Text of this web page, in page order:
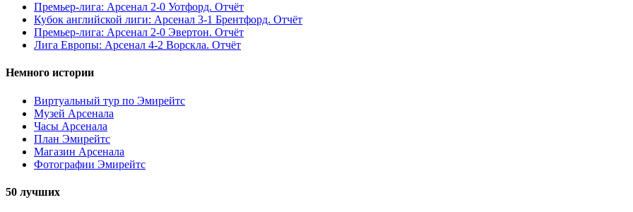
Премьер-лига: Арсенал 2-0 Уотфорд. Отчёт
Кубок английской лиги: Арсенал 3-1 Брентфорд. Отчёт
Премьер-лига: Арсенал 2-0 Эвертон. Отчёт
Лига Европы: Арсенал 4-2 Ворскла. Отчёт
Немного истории
Виртуальный тур по Эмирейтс
Музей Арсенала
Часы Арсенала
План Эмирейтс
Магазин Арсенала
Фотографии Эмирейтс
50 лучших